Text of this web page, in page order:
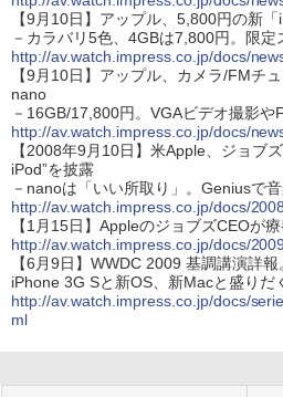
【9月10日】アップル、5,800円の新「
－カラバリ5色、4GBは7,800円。限定
http://av.watch.impress.co.jp/docs/
【9月10日】アップル、カメラ/FMチ
nano
－16GB/17,800円。VGAビデオ撮影や
http://av.watch.impress.co.jp/docs/
【2008年9月10日】米Apple、ジョブ
iPod”を披露
－nanoは「いい所取り」。Geniusで
http://av.watch.impress.co.jp/docs/
【1月15日】AppleのジョブズCEOが
http://av.watch.impress.co.jp/docs/
【6月9日】WWDC 2009 基調講演詳報
iPhone 3G Sと新OS、新Macと盛りだ
http://av.watch.impress.co.jp/docs/
ml